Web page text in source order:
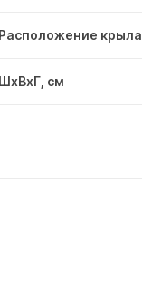
Расположение крыла
ШxВxГ, см